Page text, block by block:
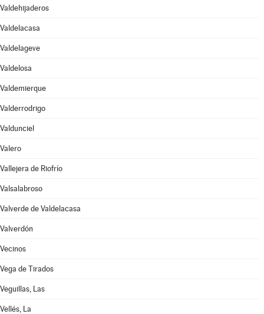
Valdehijaderos
Valdelacasa
Valdelageve
Valdelosa
Valdemierque
Valderrodrigo
Valdunciel
Valero
Vallejera de Riofrío
Valsalabroso
Valverde de Valdelacasa
Valverdón
Vecinos
Vega de Tirados
Veguillas, Las
Vellés, La